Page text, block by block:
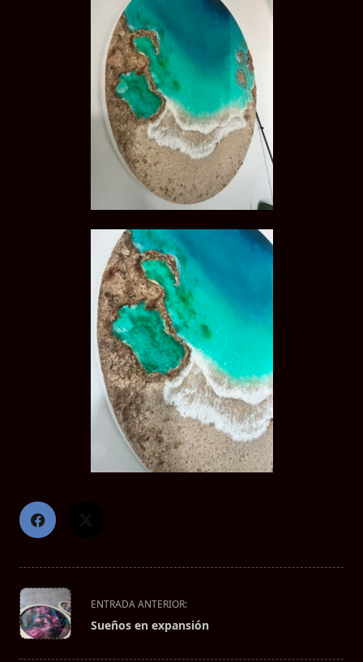
<span
class="nav-
subtitle
screen-
ENTRADA ANTERIOR:
Sueños en expansión